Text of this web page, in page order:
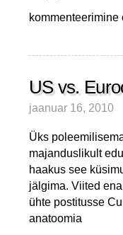
Safari,
Mac
eSTAT
–
ei
kasutajasõbralik
kombinatsioon
US vs.
jaanuar 16, 2010
Üks
majanduslikult
haakus see
jälgima. Viited
ühte postitusse
anatoomia